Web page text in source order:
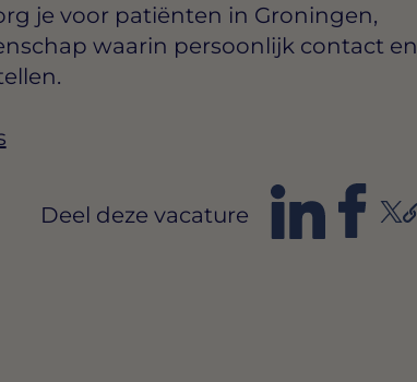
je voor patiënten in Groningen,
waarin persoonlijk contact en
Deel deze vacature